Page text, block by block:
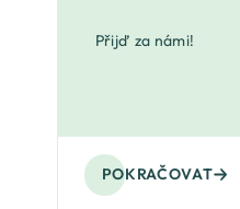
Přijď za námi!
POKRAČOVAT